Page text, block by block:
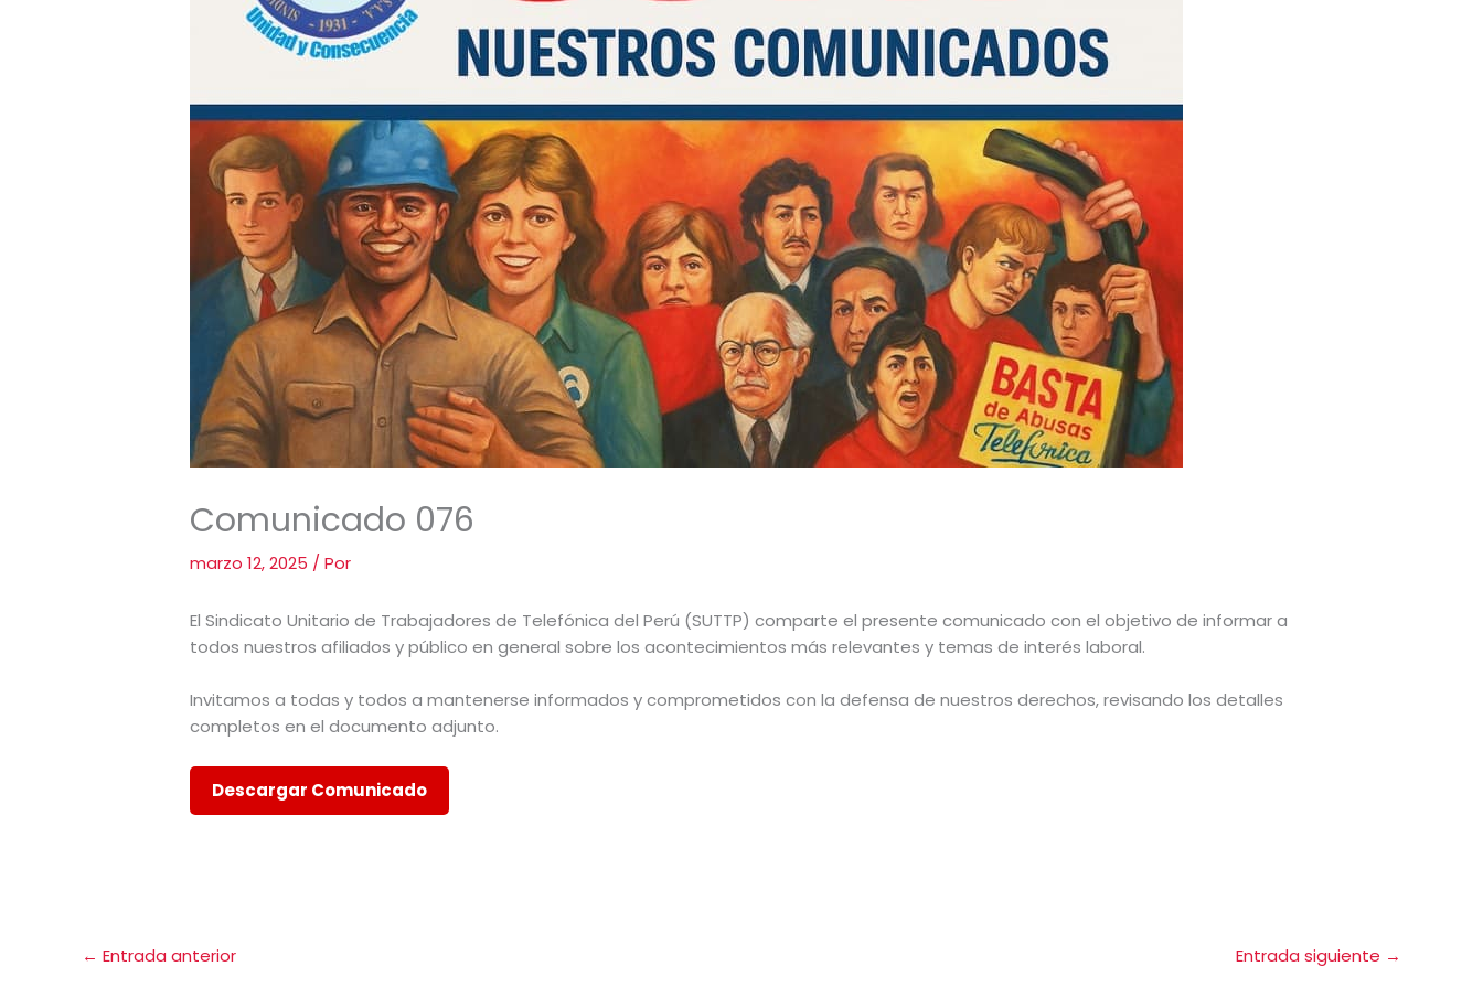
Comunicado 076
marzo 12, 2025 / Por
El Sindicato Unitario de Trabajadores de Telefónica del Perú (SUTTP) comparte el presente comunicado con el objetivo de informar a
todos nuestros afiliados y público en general sobre los acontecimientos más relevantes y temas de interés laboral.
Invitamos a todas y todos a mantenerse informados y comprometidos con la defensa de nuestros derechos, revisando los detalles
completos en el documento adjunto.
Descargar Comunicado
← Entrada anterior Entrada siguiente →